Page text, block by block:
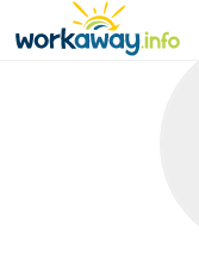
CONTENT
MAIN NAVIGATION